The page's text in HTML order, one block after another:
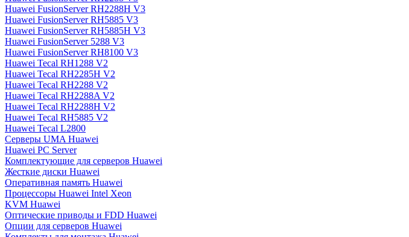
Huawei FusionServer RH2288H V3
Huawei FusionServer RH5885 V3
Huawei FusionServer RH5885H V3
Huawei FusionServer 5288 V3
Huawei FusionServer RH8100 V3
Huawei Tecal RH1288 V2
Huawei Tecal RH2285H V2
Huawei Tecal RH2288 V2
Huawei Tecal RH2288A V2
Huawei Tecal RH2288H V2
Huawei Tecal RH5885 V2
Huawei Tecal L2800
Серверы UMA Huawei
Huawei PC Server
Комплектующие для серверов Huawei
Жесткие диски Huawei
Оперативная память Huawei
Процессоры Huawei Intel Xeon
KVM Huawei
Оптические приводы и FDD Huawei
Опции для серверов Huawei